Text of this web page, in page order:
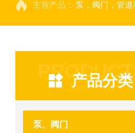
主营产品： 泵，阀门，管
产品分类
泵、阀门